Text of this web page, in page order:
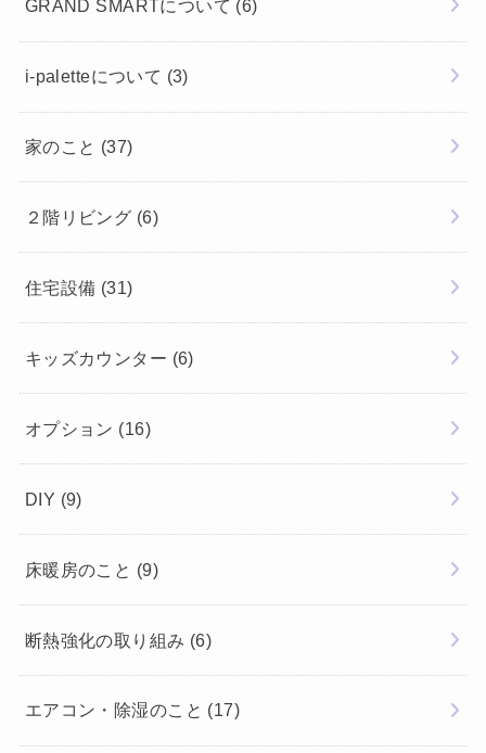
GRAND SMARTについて (6)
i-paletteについて (3)
家のこと (37)
２階リビング (6)
住宅設備 (31)
キッズカウンター (6)
オプション (16)
DIY (9)
床暖房のこと (9)
断熱強化の取り組み (6)
エアコン・除湿のこと (17)